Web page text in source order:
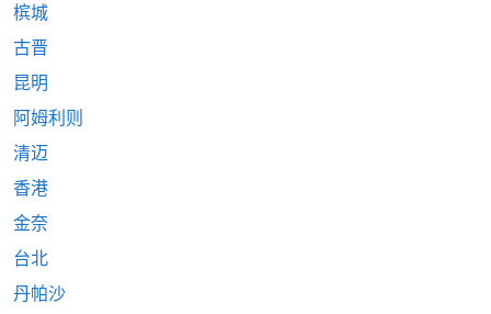
槟城
古晋
昆明
阿姆利则
清迈
香港
金奈
台北
丹帕沙